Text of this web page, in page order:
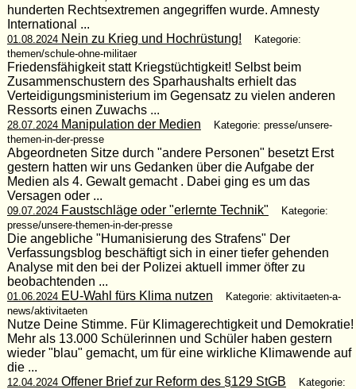
hunderten Rechtsextremen angegriffen wurde. Amnesty
International ...
01.08.2024Nein zu Krieg und Hochrüstung!
Kategorie:
themen/schule-ohne-militaer
Friedensfähigkeit statt Kriegstüchtigkeit! Selbst beim
Zusammenschustern des Sparhaushalts erhielt das
Verteidigungsministerium im Gegensatz zu vielen anderen
Ressorts einen Zuwachs ...
28.07.2024Manipulation der Medien
Kategorie: presse/unsere-
themen-in-der-presse
Abgeordneten Sitze durch "andere Personen" besetzt Erst
gestern hatten wir uns Gedanken über die Aufgabe der
Medien als 4. Gewalt gemacht . Dabei ging es um das
Versagen oder ...
09.07.2024Faustschläge oder "erlernte Technik"
Kategorie:
presse/unsere-themen-in-der-presse
Die angebliche "Humanisierung des Strafens" Der
Verfassungsblog beschäftigt sich in einer tiefer gehenden
Analyse mit den bei der Polizei aktuell immer öfter zu
beobachtenden ...
01.06.2024EU-Wahl fürs Klima nutzen
Kategorie: aktivitaeten-a-
news/aktivitaeten
Nutze Deine Stimme. Für Klimagerechtigkeit und Demokratie!
Mehr als 13.000 Schülerinnen und Schüler haben gestern
wieder "blau" gemacht, um für eine wirkliche Klimawende auf
die ...
12.04.2024Offener Brief zur Reform des §129 StGB
Kategorie: